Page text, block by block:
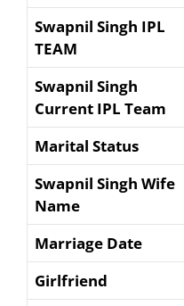
Swapnil Singh IPL
TEAM
Swapnil Singh
Current IPL Team
Marital Status
Swapnil Singh Wife
Name
Marriage Date
Girlfriend